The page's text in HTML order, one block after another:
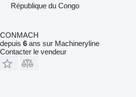
République du Congo
CONMACH
depuis 6 ans sur Machineryline
Contacter le vendeur